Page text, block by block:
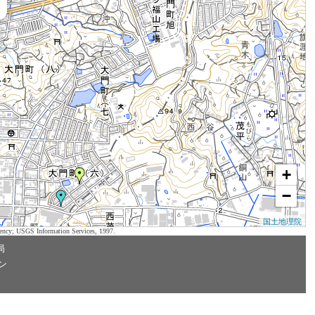
+
−
国土地理院
USGS Information Services, 1997.